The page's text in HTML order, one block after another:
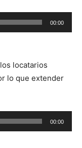
00:00
locatarios
lo que extender
00:00